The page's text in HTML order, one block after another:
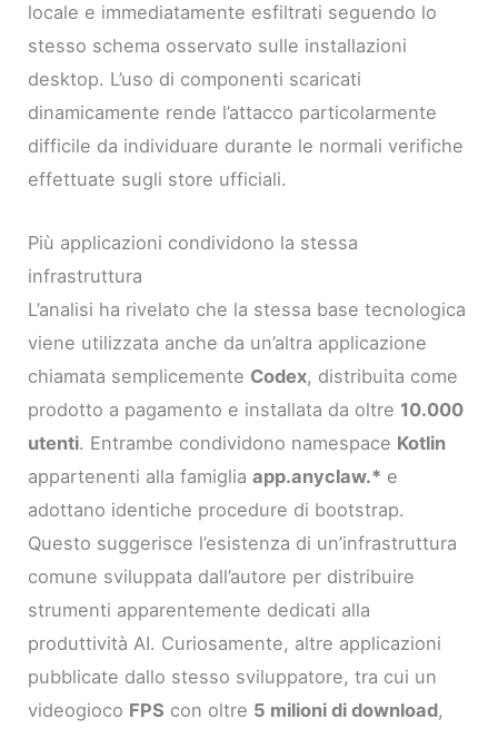
locale e immediatamente esfiltrati seguendo lo
stesso schema osservato sulle installazioni
desktop. L’uso di componenti scaricati
dinamicamente rende l’attacco particolarmente
difficile da individuare durante le normali verifiche
effettuate sugli store ufficiali.
Più applicazioni condividono la stessa
infrastruttura
L’analisi ha rivelato che la stessa base tecnologica
viene utilizzata anche da un’altra applicazione
chiamata semplicemente Codex, distribuita come
prodotto a pagamento e installata da oltre 10.000
utenti. Entrambe condividono namespace Kotlin
appartenenti alla famigliaapp.anyclaw.* e
adottano identiche procedure di bootstrap.
Questo suggerisce l’esistenza di un’infrastruttura
comune sviluppata dall’autore per distribuire
strumenti apparentemente dedicati alla
produttività AI. Curiosamente, altre applicazioni
pubblicate dallo stesso sviluppatore, tra cui un
videogioco FPS con oltre 5 milioni di download,